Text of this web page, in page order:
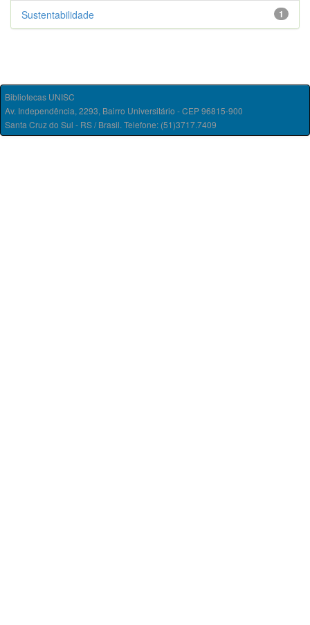
1
Sustentabilidade
Bibliotecas UNISC
Av. Independência, 2293, Bairro Universitário - CEP 96815-900
Santa Cruz do Sul - RS / Brasil. Telefone: (51)3717.7409